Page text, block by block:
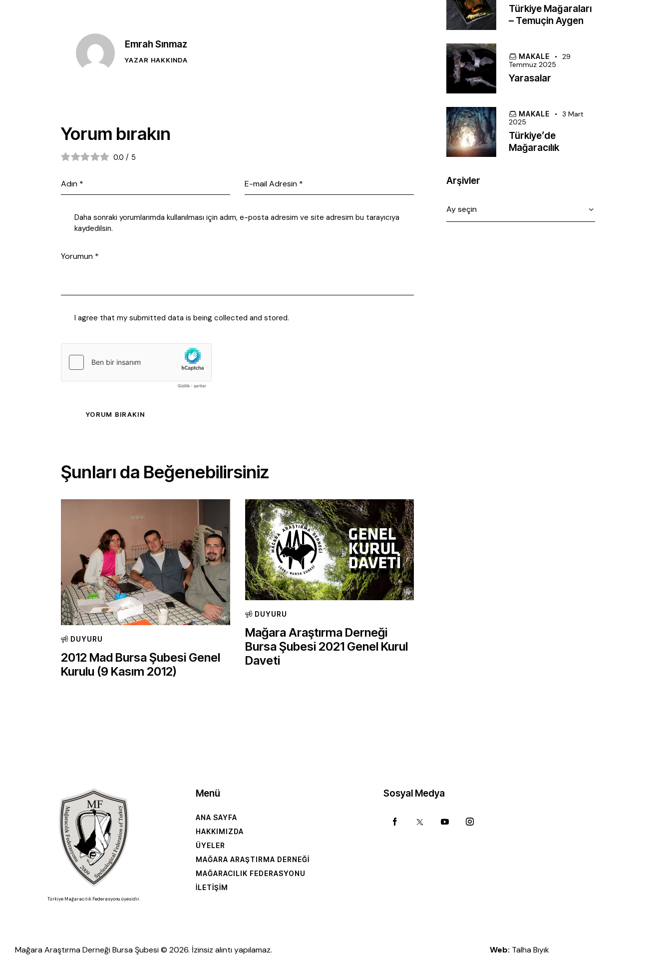
Emrah Sınmaz
YAZAR HAKKINDA
Yorum bırakın
0.0 / 5
Daha sonraki yorumlarımda kullanılması için adım, e-posta adresim ve site adresim bu tarayıcıya
kaydedilsin.
I agree that my submitted data is being collected and stored.
Şunları da Beğenebilirsiniz
DUYURU
2012 Mad Bursa Şubesi Genel
Kurulu (9 Kasım 2012)
DUYURU
Mağara Araştırma Derneği
Bursa Şubesi 2021 Genel Kurul
Daveti
Türkiye Mağaraları
– Temuçin Aygen
MAKALE
29
Temmuz 2025
Yarasalar
MAKALE
3 Mart
2025
Türkiye’de
Mağaracılık
Arşivler
Türkiye Mağaracılık Federasyonu üyesidir.
Menü
ANA SAYFA
HAKKIMIZDA
ÜYELER
MAĞARA ARAŞTIRMA DERNEĞI
MAĞARACILIK FEDERASYONU
İLETIŞIM
Sosyal Medya
Mağara Araştırma Derneği Bursa Şubesi © 2026. İzinsiz alıntı yapılamaz. Web: Talha Bıyık